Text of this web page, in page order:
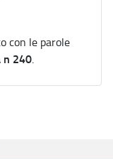
con le parole
n 240.